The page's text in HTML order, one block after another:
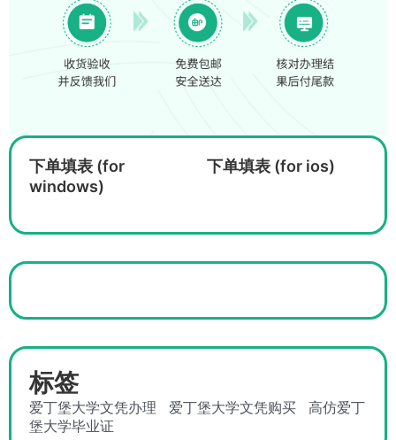
下单填表 (for
windows)
下单填表 (for ios)
标签
爱丁堡大学文凭办理 爱丁堡大学文凭购买
高仿爱丁
堡大学毕业证